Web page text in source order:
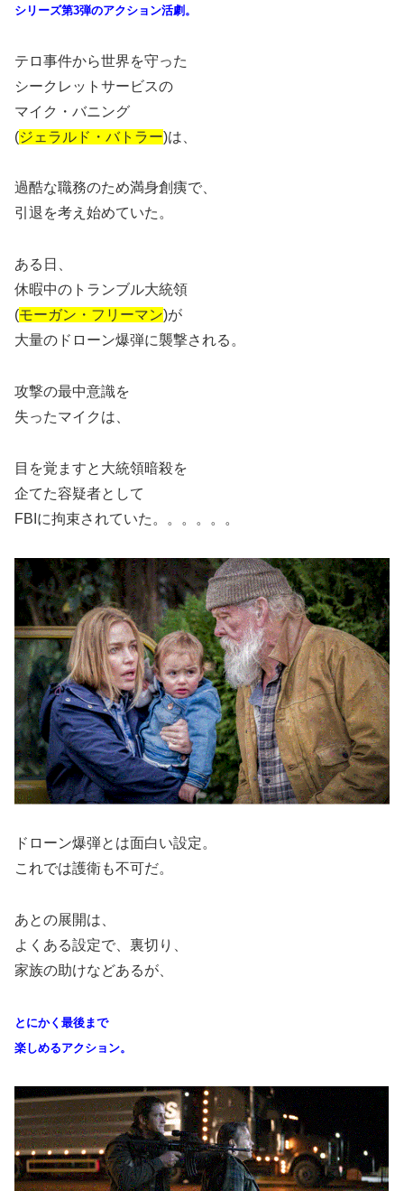
シリーズ第3弾のアクション活劇。
テロ事件から世界を守った
シークレットサービスの
マイク・バニング
(ジェラルド・バトラー)は、
過酷な職務のため満身創痍で、
引退を考え始めていた。
ある日、
休暇中のトランブル大統領
(モーガン・フリーマン)が
大量のドローン爆弾に襲撃される。
攻撃の最中意識を
失ったマイクは、
目を覚ますと大統領暗殺を
企てた容疑者として
FBIに拘束されていた。。。。。。
ドローン爆弾とは面白い設定。
これでは護衛も不可だ。
あとの展開は、
よくある設定で、裏切り、
家族の助けなどあるが、
とにかく最後まで
楽しめるアクション。